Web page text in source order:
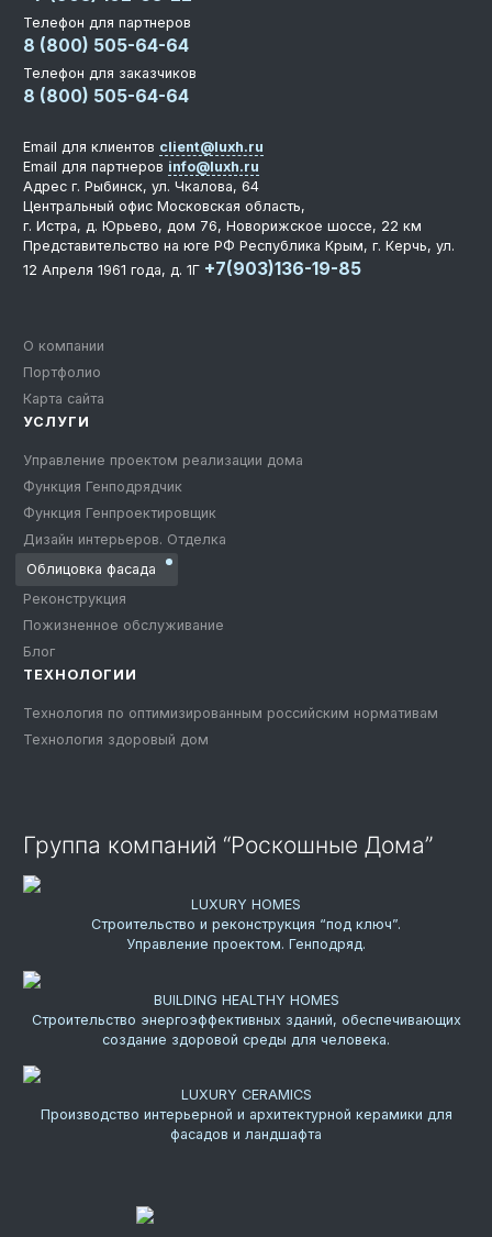
Телефон для партнеров
8 (800) 505-64-64
Телефон для заказчиков
8 (800) 505-64-64
О компании
Портфолио
Карта сайта
УСЛУГИ
Управление проектом реализации дома
Функция Генподрядчик
Функция Генпроектировщик
Дизайн интерьеров. Отделка
Облицовка фасада
Реконструкция
Пожизненное обслуживание
Блог
ТЕХНОЛОГИИ
Технология по оптимизированным российским нормативам
Технология здоровый дом
Email для клиентов client@luxh.ru
Email для партнеров info@luxh.ru
Адрес г. Рыбинск, ул. Чкалова, 64
Центральный офис Московская область,
г. Истра, д. Юрьево, дом 76, Новорижское шоссе, 22 км
Представительство на юге РФ Республика Крым, г. Керчь, ул.
12 Апреля 1961 года, д. 1Г +7(903)136-19-85
Группа компаний “Роскошные Дома”
LUXURY HOMES
Строительство и реконструкция “под ключ”.
Управление проектом. Генподряд.
BUILDING HEALTHY HOMES
Строительство энергоэффективных зданий, обеспечивающих
создание здоровой среды для человека.
LUXURY CERAMICS
Производство интерьерной и архитектурной керамики для
фасадов и ландшафта